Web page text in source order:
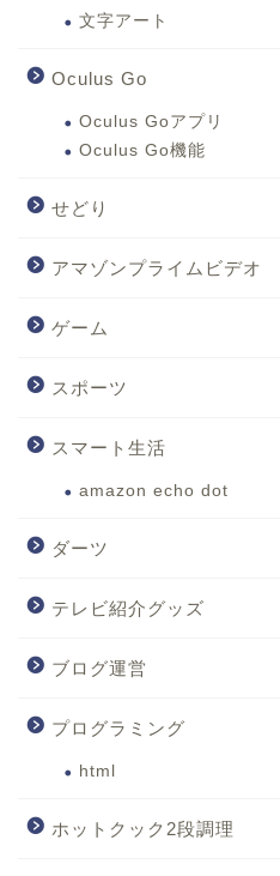
文字アート
Oculus Go
Oculus Goアプリ
Oculus Go機能
せどり
アマゾンプライムビデオ
ゲーム
スポーツ
スマート生活
amazon echo dot
ダーツ
テレビ紹介グッズ
ブログ運営
プログラミング
html
ホットクック2段調理